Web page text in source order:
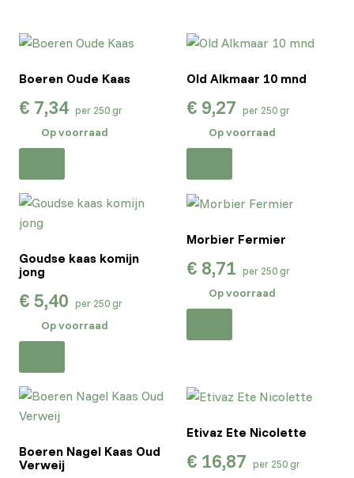
Boeren Oude Kaas
€ 7,34 per 250 gr
Op voorraad
Old Alkmaar 10 mnd
€ 9,27 per 250 gr
Op voorraad
Goudse kaas komijn
jong
€ 5,40 per 250 gr
Op voorraad
Morbier Fermier
€ 8,71 per 250 gr
Op voorraad
Boeren Nagel Kaas Oud
Verweij
Etivaz Ete Nicolette
€ 16,87 per 250 gr